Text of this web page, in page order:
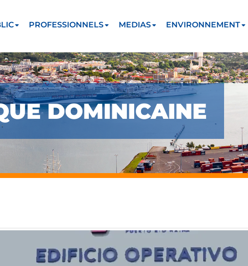
PROFESSIONNELS MEDIAS ENVIRONNEMENT
DOMINICAINE